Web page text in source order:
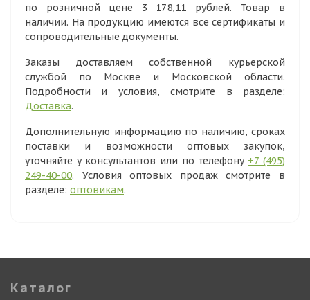
по розничной цене 3 178,11 рублей. Товар в
наличии. На продукцию имеются все сертификаты и
сопроводительные документы.
Заказы доставляем собственной курьерской
службой по Москве и Московской области.
Подробности и условия, смотрите в разделе:
Доставка.
Дополнительную информацию по наличию, сроках
поставки и возможности оптовых закупок,
уточняйте у консультантов или по телефону +7 (495)
249-40-00. Условия оптовых продаж смотрите в
разделе: оптовикам.
Каталог